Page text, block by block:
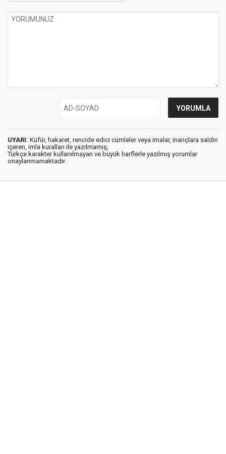
UYARI: Küfür, hakaret, rencide edici cümleler veya imalar, inançlara saldırı
içeren, imla kuralları ile yazılmamış,
Türkçe karakter kullanılmayan ve büyük harflerle yazılmış yorumlar
onaylanmamaktadır.